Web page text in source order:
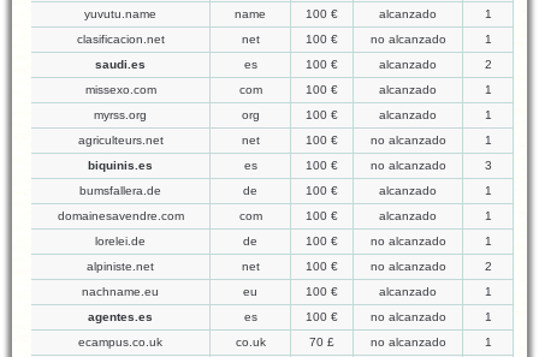
yuvutu.name
name 100 € alcanzado
1
clasificacion.net
net 100 € no alcanzado
1
saudi.es
es 100 € alcanzado
2
missexo.com
com 100 € alcanzado
1
myrss.org
org 100 € alcanzado
1
agriculteurs.net
net 100 € no alcanzado
1
biquinis.es
es 100 € no alcanzado
3
bumsfallera.de
de 100 € alcanzado
1
domainesavendre.com
com 100 € alcanzado
1
lorelei.de
de 100 € no alcanzado
1
alpiniste.net
net 100 € no alcanzado
2
nachname.eu
eu 100 € alcanzado
1
agentes.es
es 100 € no alcanzado
1
ecampus.co.uk
co.uk 70 £ no alcanzado
1